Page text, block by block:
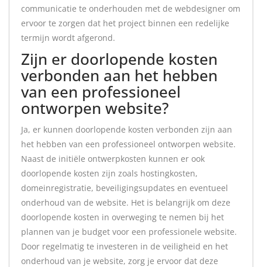
communicatie te onderhouden met de webdesigner om
ervoor te zorgen dat het project binnen een redelijke
termijn wordt afgerond.
Zijn er doorlopende kosten
verbonden aan het hebben
van een professioneel
ontworpen website?
Ja, er kunnen doorlopende kosten verbonden zijn aan
het hebben van een professioneel ontworpen website.
Naast de initiële ontwerpkosten kunnen er ook
doorlopende kosten zijn zoals hostingkosten,
domeinregistratie, beveiligingsupdates en eventueel
onderhoud van de website. Het is belangrijk om deze
doorlopende kosten in overweging te nemen bij het
plannen van je budget voor een professionele website.
Door regelmatig te investeren in de veiligheid en het
onderhoud van je website, zorg je ervoor dat deze